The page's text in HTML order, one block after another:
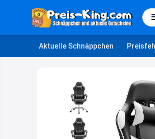
Aktuelle Schnäppchen